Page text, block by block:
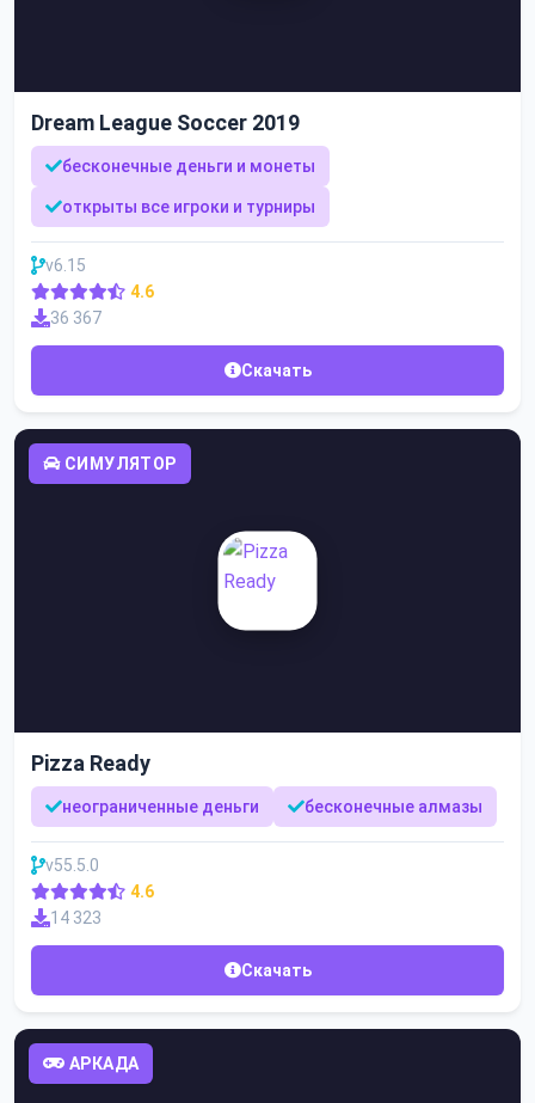
Dream League Soccer 2019
бесконечные деньги и монеты
открыты все игроки и турниры
v6.15
4.6
36 367
Скачать
СИМУЛЯТОР
Pizza Ready
неограниченные деньги бесконечные алмазы
v55.5.0
4.6
14 323
Скачать
АРКАДА